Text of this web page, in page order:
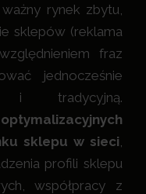
rynek zbytu,
sklepów (reklama
fraz
jednocześnie
i tradycyjną.
sklepu w sieci,
profili sklepu
współpracy z